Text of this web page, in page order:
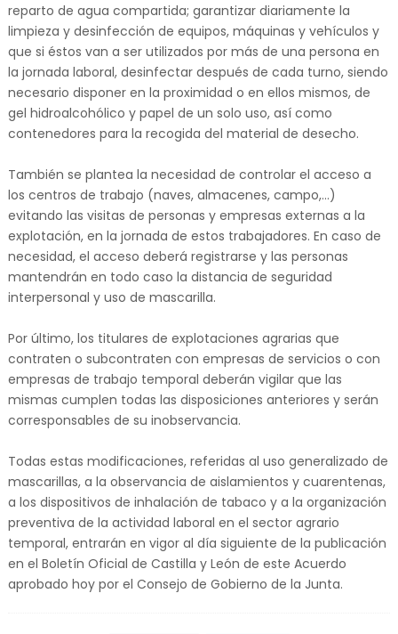
reparto de agua compartida; garantizar diariamente la
limpieza y desinfección de equipos, máquinas y vehículos y
que si éstos van a ser utilizados por más de una persona en
la jornada laboral, desinfectar después de cada turno, siendo
necesario disponer en la proximidad o en ellos mismos, de
gel hidroalcohólico y papel de un solo uso, así como
contenedores para la recogida del material de desecho.
También se plantea la necesidad de controlar el acceso a
los centros de trabajo (naves, almacenes, campo,…)
evitando las visitas de personas y empresas externas a la
explotación, en la jornada de estos trabajadores. En caso de
necesidad, el acceso deberá registrarse y las personas
mantendrán en todo caso la distancia de seguridad
interpersonal y uso de mascarilla.
Por último, los titulares de explotaciones agrarias que
contraten o subcontraten con empresas de servicios o con
empresas de trabajo temporal deberán vigilar que las
mismas cumplen todas las disposiciones anteriores y serán
corresponsables de su inobservancia.
Todas estas modificaciones, referidas al uso generalizado de
mascarillas, a la observancia de aislamientos y cuarentenas,
a los dispositivos de inhalación de tabaco y a la organización
preventiva de la actividad laboral en el sector agrario
temporal, entrarán en vigor al día siguiente de la publicación
en el Boletín Oficial de Castilla y León de este Acuerdo
aprobado hoy por el Consejo de Gobierno de la Junta.